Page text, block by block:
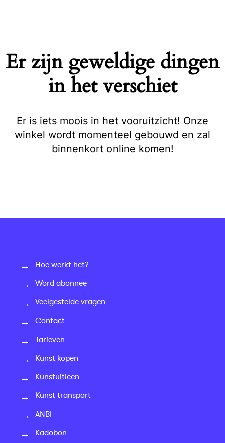
Er zijn geweldige dingen
in het verschiet
Er is iets moois in het vooruitzicht! Onze
winkel wordt momenteel gebouwd en zal
binnenkort online komen!
Hoe werkt het?
Word abonnee
Veelgestelde vragen
Contact
Tarieven
Kunst kopen
Kunstuitleen
Kunst transport
ANBI
Kadobon